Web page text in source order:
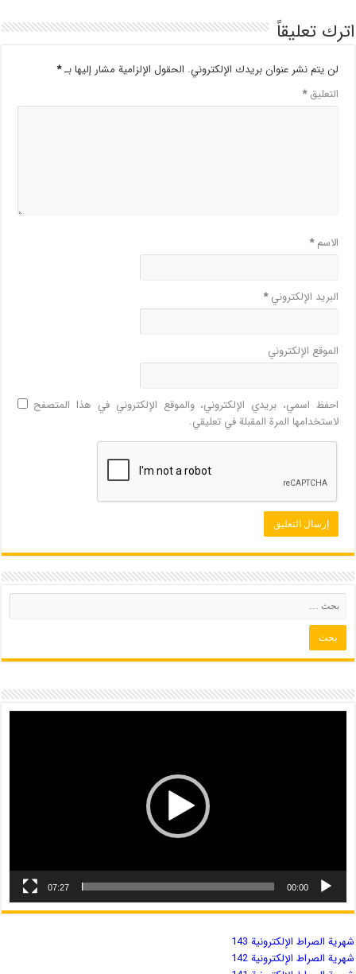
اترك تعليقاً
لن يتم نشر عنوان بريدك الإلكتروني. الحقول الإلزامية مشار إليها بـ*
التعليق*
الاسم*
البريد الإلكتروني*
الموقع الإلكتروني
احفظ اسمي، بريدي الإلكتروني، والموقع الإلكتروني في هذا المتصفح
لاستخدامها المرة المقبلة في تعليقي.
00:00
07:27
شهریة الصراط الإلكترونية 143
شهریة الصراط الإلكترونية 142